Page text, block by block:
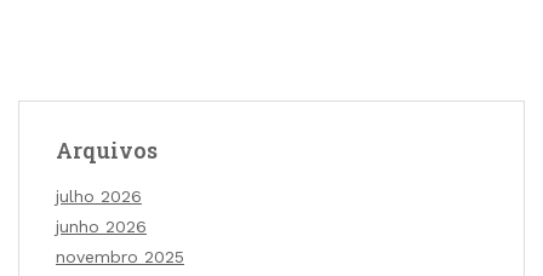
Arquivos
julho 2026
junho 2026
novembro 2025